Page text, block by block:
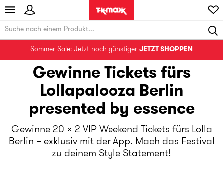
Sommer Sale: Jetzt noch günstiger JETZT SHOPPEN
Gewinne Tickets fürs
Lollapalooza Berlin
presented by essence
Gewinne 20 × 2 VIP Weekend Tickets fürs Lolla
Berlin – exklusiv mit der App. Mach das Festival
zu deinem Style Statement!